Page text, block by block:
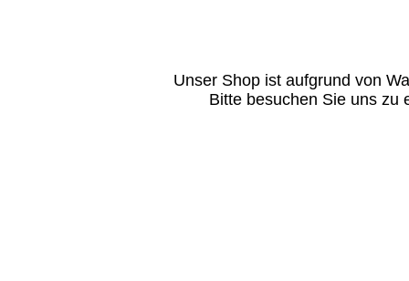
Unser Shop ist aufgrund von
Bitte besuchen Sie uns zu